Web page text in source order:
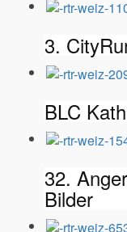
3.
BLC
32.
Bilder